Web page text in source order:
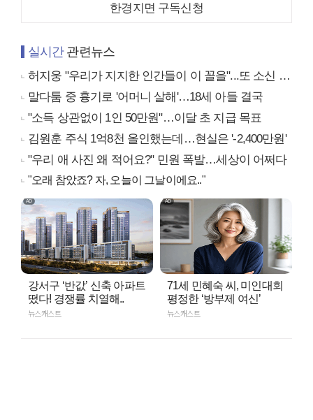
한경지면 구독신청
실시간관련뉴스
허지웅 "우리가 지지한 인간들이 이 꼴을"...또 소신 발언
말다툼 중 흉기로 '어머니 살해'…18세 아들 결국
"소득 상관없이 1인 50만원"…이달 초 지급 목표
김원훈 주식 1억8천 올인했는데…현실은 '-2,400만원'
"우리 애 사진 왜 적어요?" 민원 폭발…세상이 어쩌다
"오래 참았죠? 자, 오늘이 그날이에요.."
강서구 ‘반값’ 신축 아파트
떴다! 경쟁률 치열해..
뉴스캐스트
71세 민혜숙 씨, 미인대회
평정한 ‘방부제 여신’
뉴스캐스트